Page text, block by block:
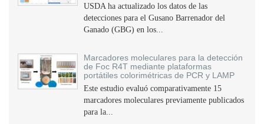
USDA ha actualizado los datos de las
detecciones para el Gusano Barrenador del
Ganado (GBG) en los...
Marcadores moleculares para la detección
de Foc R4T mediante plataformas
portátiles colorimétricas de PCR y LAMP
Este estudio evaluó comparativamente 15
marcadores moleculares previamente publicados
para la...